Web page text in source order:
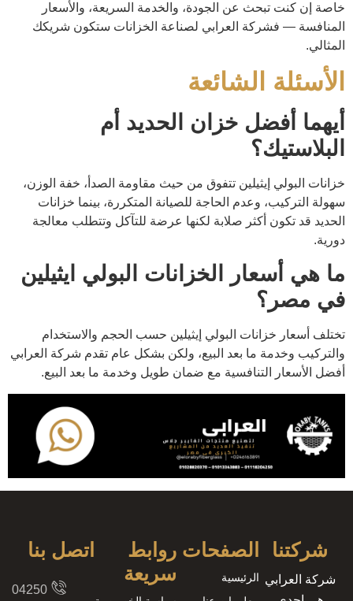
خاصة إن كنت تبحث عن الجودة، والخدمة السريعة، والأسعار
المنافسة — فشركة العرابي لصناعة الخزانات ستكون شريكك
المثالي.
الأسئلة الشائعة
أيهما أفضل خزان الحديد أم
البلاستيك؟
خزانات البولي إيثيلين تتفوق من حيث مقاومة الصدأ، خفة الوزن،
سهولة التركيب، وعدم الحاجة للصيانة المتكررة، بينما خزانات
الحديد قد تكون أكثر صلابة لكنها عرضة للتآكل وتتطلب معالجة
دورية.
ما هي أسعار الخزانات البولي ايثيلين
في مصر؟
تختلف أسعار خزانات البولي إيثيلين حسب الحجم والاستخدام
والتركيب وخدمة ما بعد البيع، ولكن بشكل عام تقدم شركة العرابي
أفضل الأسعار التنافسية مع ضمان طويل وخدمة ما بعد البيع.
شركتنا
شركة العرابي
الصفحات
الرئيسية
روابط
سريعة
اتصل بنا